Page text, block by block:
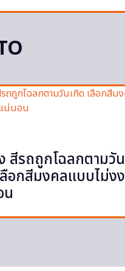
สีรถถูกโฉลกตามวัน
ลือกสีมงคลแบบไม่งง